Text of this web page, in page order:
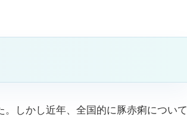
しかし近年、全国的に豚赤痢について